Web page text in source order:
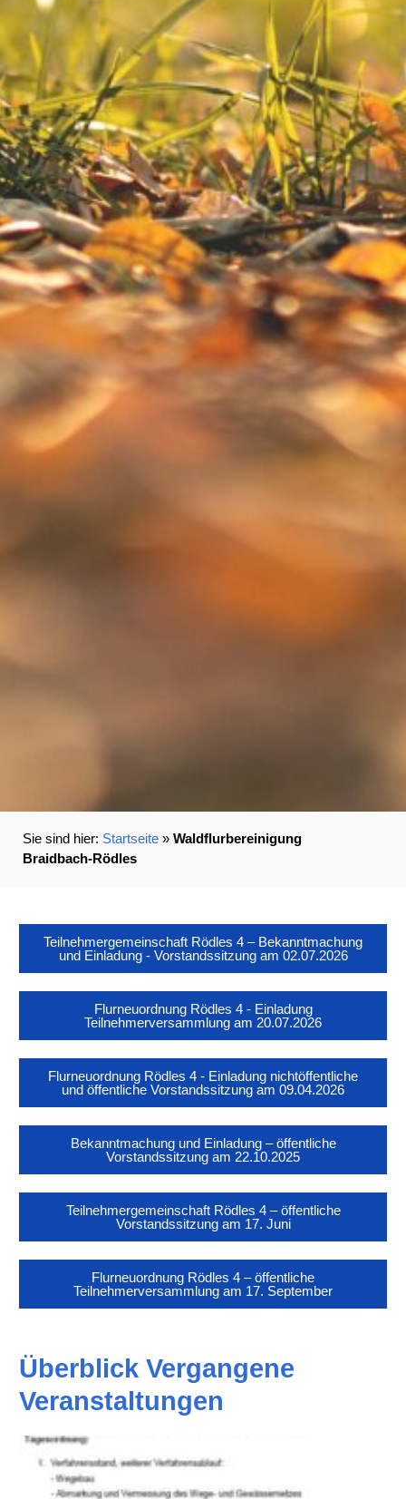
Startseite» Waldflur­bereinigung
Braidbach-Rödles
Teilnehmergemeinschaft Rödles 4 – Bekanntmachung
und Einladung - Vorstandssitzung am 02.07.2026
Flurneuordnung Rödles 4 - Einladung
Teilnehmerversammlung am 20.07.2026
Flurneuordnung Rödles 4 - Einladung nichtöffentliche
und öffentliche Vorstandssitzung am 09.04.2026
Bekanntmachung und Einladung – öffentliche
Vorstandssitzung am 22.10.2025
Teilnehmergemeinschaft Rödles 4 – öffentliche
Vorstandssitzung am 17. Juni
Flurneuordnung Rödles 4 – öffentliche
Teilnehmerversammlung am 17. September
Überblick Vergangene
Veranstaltungen